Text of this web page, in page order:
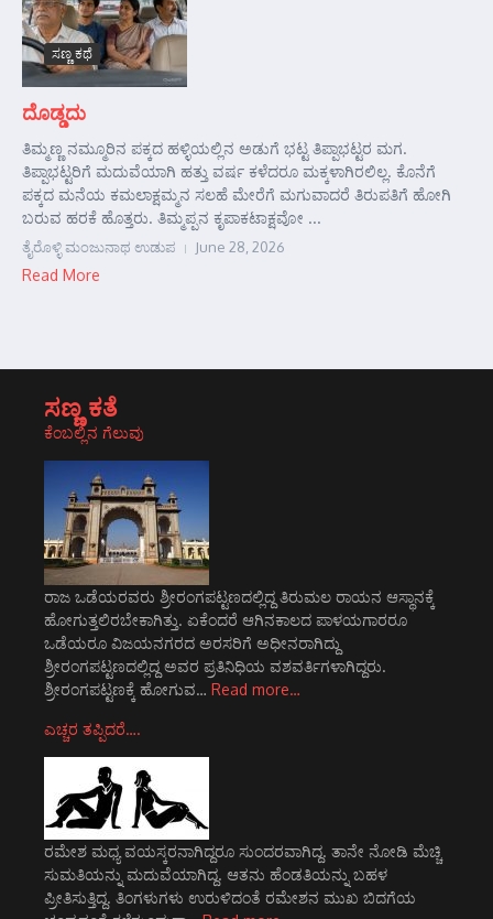
ಸಣ್ಣ ಕಥೆ
ದೊಡ್ಡದು
ತಿಮ್ಮಣ್ಣ ನಮ್ಮೂರಿನ ಪಕ್ಕದ ಹಳ್ಳಿಯಲ್ಲಿನ ಅಡುಗೆ ಭಟ್ಟ ತಿಪ್ಪಾಭಟ್ಟರ ಮಗ.
ತಿಪ್ಪಾಭಟ್ಟರಿಗೆ ಮದುವೆಯಾಗಿ ಹತ್ತು ವರ್ಷ ಕಳೆದರೂ ಮಕ್ಕಳಾಗಿರಲಿಲ್ಲ. ಕೊನೆಗೆ
ಪಕ್ಕದ ಮನೆಯ ಕಮಲಾಕ್ಷಮ್ಮನ ಸಲಹೆ ಮೇರೆಗೆ ಮಗುವಾದರೆ ತಿರುಪತಿಗೆ ಹೋಗಿ
ಬರುವ ಹರಕೆ ಹೊತ್ತರು. ತಿಮ್ಮಪ್ಪನ ಕೃಪಾಕಟಾಕ್ಷವೋ ...
ತೈರೊಳ್ಳಿ ಮಂಜುನಾಥ ಉಡುಪ June 28, 2026
Read More
ಸಣ್ಣ ಕತೆ
ಕೆಂಬಲ್ಲಿನ ಗೆಲುವು
ರಾಜ ಒಡೆಯರವರು ಶ್ರೀರಂಗಪಟ್ಟಣದಲ್ಲಿದ್ದ ತಿರುಮಲ ರಾಯನ ಆಸ್ಥಾನಕ್ಕೆ
ಹೋಗುತ್ತಲಿರಬೇಕಾಗಿತ್ತು. ಏಕೆಂದರೆ ಆಗಿನಕಾಲದ ಪಾಳಯಗಾರರೂ
ಒಡೆಯರೂ ವಿಜಯನಗರದ ಅರಸರಿಗೆ ಅಧೀನರಾಗಿದ್ದು
ಶ್ರೀರಂಗಪಟ್ಟಣದಲ್ಲಿದ್ದ ಅವರ ಪ್ರತಿನಿಧಿಯ ವಶವರ್ತಿಗಳಾಗಿದ್ದರು.
ಶ್ರೀರಂಗಪಟ್ಟಣಕ್ಕೆ ಹೋಗುವ… Read more…
ಎಚ್ಚರ ತಪ್ಪಿದರೆ….
ರಮೇಶ ಮಧ್ಯ ವಯಸ್ಕರನಾಗಿದ್ದರೂ ಸುಂದರವಾಗಿದ್ದ. ತಾನೇ ನೋಡಿ ಮೆಚ್ಚಿ
ಸುಮತಿಯನ್ನು ಮದುವೆಯಾಗಿದ್ದ. ಆತನು ಹೆಂಡತಿಯನ್ನು ಬಹಳ
ಪ್ರೀತಿಸುತ್ತಿದ್ದ. ತಿಂಗಳುಗಳು ಉರುಳಿದಂತೆ ರಮೇಶನ ಮುಖ ಬಿದಗೆಯ